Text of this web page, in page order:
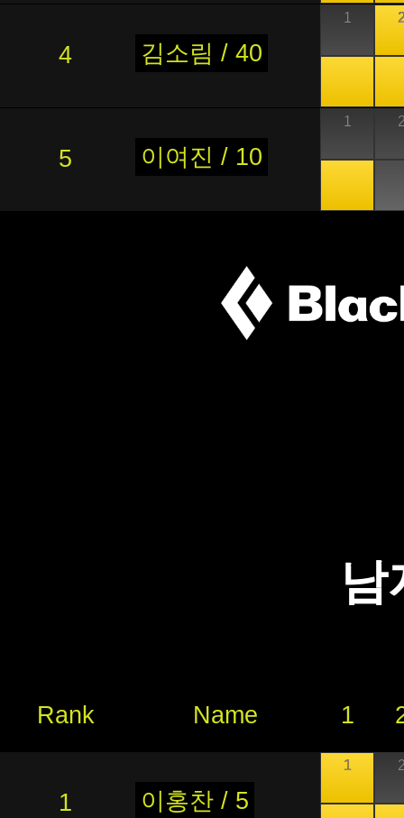
4 김소림 / 40
1
5 이여진 / 10
1
남
Rank Name 1
1 이홍찬 / 5
1